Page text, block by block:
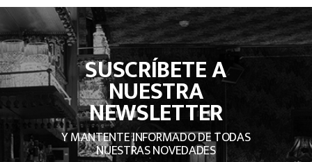
SUSCRÍBETE A
NUESTRA
NEWSLETTER
Y MANTENTE INFORMADO DE TODAS
NUESTRAS NOVEDADES